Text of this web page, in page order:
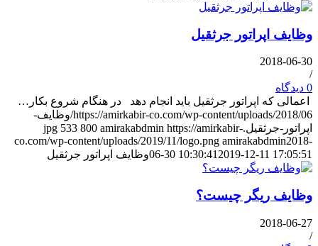
وظایف اپراتور جرثقیل
2018-06-30
/
0 دیدگاه
اعمالی که اپراتور جرثقیل باید انجام دهد در هنگام شروع بکار…
https://amirkabir-co.com/wp-content/uploads/2018/06/وظایف-
اپراتور-جرثقیل.jpg
533 800 amirakabdmin https://amirkabir-
co.com/wp-content/uploads/2019/11/logo.png amirakabdmin2018-
06-30 10:30:41 2019-12-11 17:05:51 وظایف اپراتور جرثقیل
وظایف ریگر چیست؟
2018-06-27
/